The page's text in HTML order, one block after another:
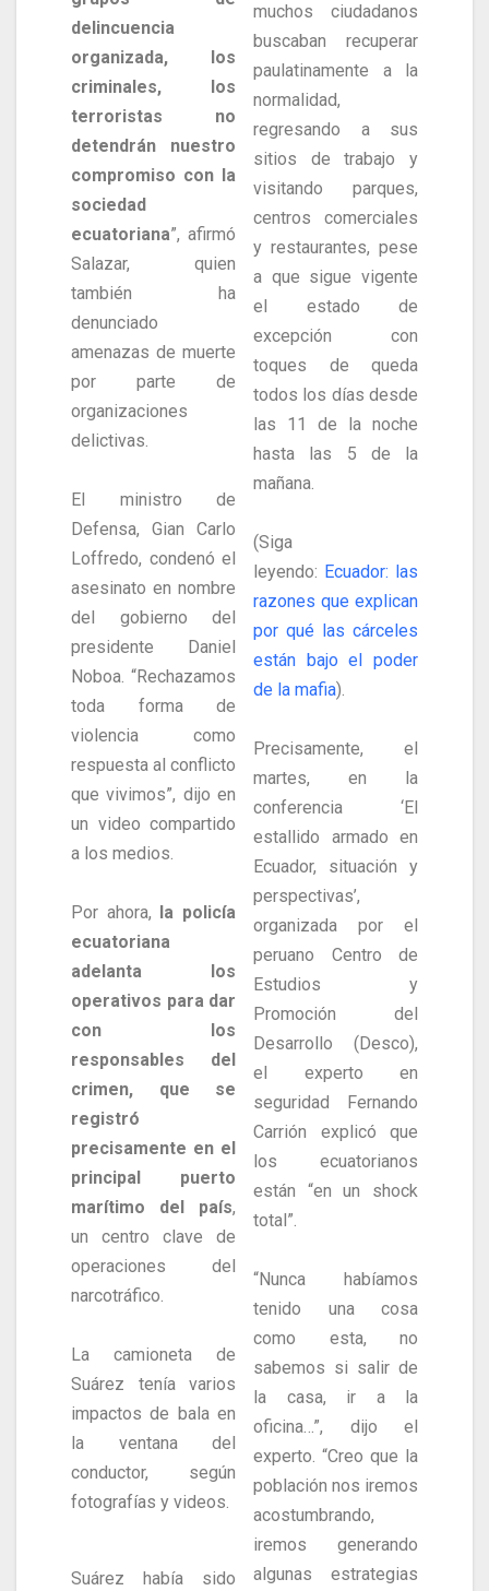
delincuencia
organizada, los
criminales, los
terroristas no
detendrán nuestro
compromiso con la
sociedad
ecuatoriana”, afirmó
Salazar, quien
también ha
denunciado
amenazas de muerte
por parte de
organizaciones
delictivas.
El ministro de
Defensa, Gian Carlo
Loffredo, condenó el
asesinato en nombre
del gobierno del
presidente Daniel
Noboa. “Rechazamos
toda forma de
violencia como
respuesta al conflicto
que vivimos”, dijo en
un video compartido
a los medios.
Por ahora, la policía
ecuatoriana
adelanta los
operativos para dar
con los
responsables del
crimen, que se
registró
precisamente en el
principal puerto
marítimo del país,
un centro clave de
operaciones del
narcotráfico.
La camioneta de
Suárez tenía varios
impactos de bala en
la ventana del
conductor, según
fotografías y videos.
Suárez había sido
muchos ciudadanos
buscaban recuperar
paulatinamente a la
normalidad,
regresando a sus
sitios de trabajo y
visitando parques,
centros comerciales
y restaurantes, pese
a que sigue vigente
el estado de
excepción con
toques de queda
todos los días desde
las 11 de la noche
hasta las 5 de la
mañana.
(Siga
leyendo: Ecuador: las
razones que explican
por qué las cárceles
están bajo el poder
de la mafia).
Precisamente, el
martes, en la
conferencia ‘El
estallido armado en
Ecuador, situación y
perspectivas’,
organizada por el
peruano Centro de
Estudios y
Promoción del
Desarrollo (Desco),
el experto en
seguridad Fernando
Carrión explicó que
los ecuatorianos
están “en un shock
total”.
“Nunca habíamos
tenido una cosa
como esta, no
sabemos si salir de
la casa, ir a la
oficina…”, dijo el
experto. “Creo que la
población nos iremos
acostumbrando,
iremos generando
algunas estrategias